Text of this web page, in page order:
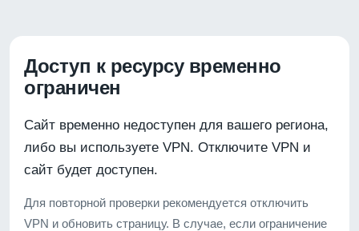
Доступ к ресурсу временно
ограничен
Сайт временно недоступен для вашего региона,
либо вы используете VPN. Отключите VPN и
сайт будет доступен.
Для повторной проверки рекомендуется отключить
VPN и обновить страницу. В случае, если ограничение